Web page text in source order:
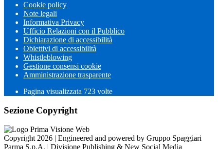
Cookie policy
Note legali
Informativa Privacy
Ufficio Relazioni con il Pubblico
Dichiarazione di accessibilità
Obiettivi di accessibilità
Whistleblowing
Gestione consensi cookie
Amministrazione trasparente
Pagina visualizzata 723 volte
Sezione Copyright
Copyright 2026 | Engineered and powered by Gruppo Spaggiari
Parma S.p.A. | Divisione Publishing & New Social Media